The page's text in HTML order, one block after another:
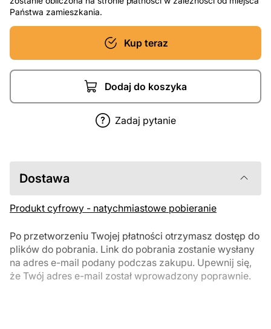
Państwa zamieszkania.
Kup teraz
Dodaj do koszyka
Zadaj pytanie
Dostawa
Produkt cyfrowy - natychmiastowe pobieranie
Po przetworzeniu Twojej płatności otrzymasz dostęp do
plików do pobrania. Link do pobrania zostanie wysłany
na adres e-mail podany podczas zakupu. Upewnij się,
że Twój adres e-mail został wprowadzony poprawnie.